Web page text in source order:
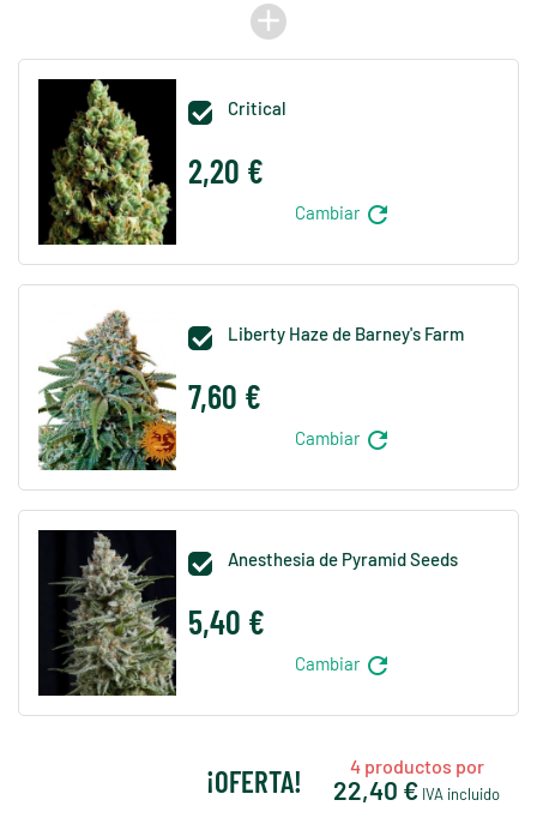
add
 Critical
2,20 €
Cambiar refresh
 Liberty Haze de Barney's Farm
7,60 €
Cambiar refresh
 Anesthesia de Pyramid Seeds
5,40 €
Cambiar refresh
¡OFERTA! 4productos por
22,40 € IVA incluido